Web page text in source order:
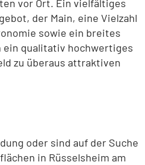
vor Ort. Ein vielfältiges
der Main, eine Vielzahl
sowie ein breites
qualitativ hochwertiges
zu überaus attraktiven
oder sind auf der Suche
in Rüsselsheim am